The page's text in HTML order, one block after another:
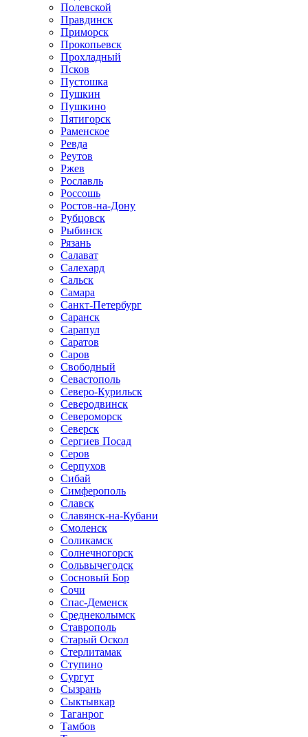
Полевской
Правдинск
Приморск
Прокопьевск
Прохладный
Псков
Пустошка
Пушкин
Пушкино
Пятигорск
Раменское
Ревда
Реутов
Ржев
Рославль
Россошь
Ростов-на-Дону
Рубцовск
Рыбинск
Рязань
Салават
Салехард
Сальск
Самара
Санкт-Петербург
Саранск
Сарапул
Саратов
Саров
Свободный
Севастополь
Северо-Курильск
Северодвинск
Североморск
Северск
Сергиев Посад
Серов
Серпухов
Сибай
Симферополь
Славск
Славянск-на-Кубани
Смоленск
Соликамск
Солнечногорск
Сольвычегодск
Сосновый Бор
Сочи
Спас-Деменск
Среднеколымск
Ставрополь
Старый Оскол
Стерлитамак
Ступино
Сургут
Сызрань
Сыктывкар
Таганрог
Тамбов